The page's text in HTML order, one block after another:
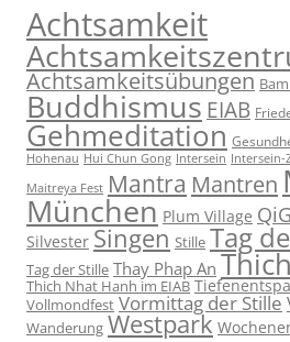
Achtsamkeit
Achtsamkeitsübungen
Buddhismus EIAB
Gehmeditation
Hohenau Hui Chun Gong Intersein Intersein-
Maitreya Fest Mantra Mantren
München Plum Village
Silvester Singen Stille Tag
Tag der Stille Thay Phap An
Thich Nhat Hanh im EIAB
Vollmondfest Vormittag der Stille
Wanderung Westpark